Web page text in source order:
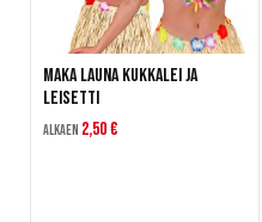
Maka Launa Kukkalei ja
Leisetti
Alkaen 2,50 €